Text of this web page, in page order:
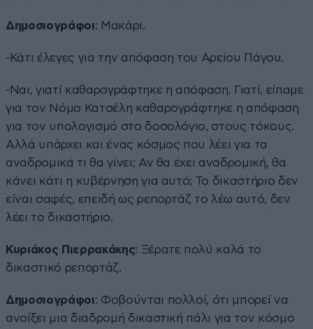
Δημοσιογράφοι: Μακάρι.
-Κάτι έλεγες για την απόφαση του Αρείου Πάγου.
-Ναι, γιατί καθαρογράφτηκε η απόφαση. Γιατί, είπαμε
για τον Νόμο Κατσέλη καθαρογράφτηκε η απόφαση
για τον υπολογισμό στο δοσολόγιο, στους τόκους.
Αλλά υπάρχει και ένας κόσμος που λέει για τα
αναδρομικά τι θα γίνει; Αν θα έχει αναδρομική, θα
κάνει κάτι η κυβέρνηση για αυτό; Το δικαστήριο δεν
είναι σαφές, επειδή ως ρεπορτάζ το λέω αυτό, δεν
λέει το δικαστήριο.
Κυριάκος Πιερρακάκης: Ξέρατε πολύ καλά το
δικαστικό ρεπορτάζ.
Δημοσιογράφοι: Φοβούνται πολλοί, ότι μπορεί να
ανοίξει μια διαδρομή δικαστική πάλι για τον κόσμο